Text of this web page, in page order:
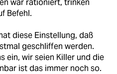
war rationiert, trinken
Befehl.
diese Einstellung, daß
geschliffen werden.
ein, wir seien Killer und die
ist das immer noch so.